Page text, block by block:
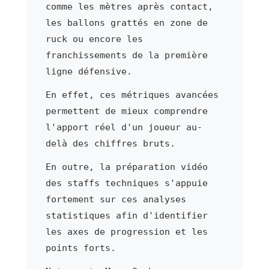
comme les mètres après contact,
les ballons grattés en zone de
ruck ou encore les
franchissements de la première
ligne défensive.
En effet, ces métriques avancées
permettent de mieux comprendre
l'apport réel d'un joueur au-
delà des chiffres bruts.
En outre, la préparation vidéo
des staffs techniques s'appuie
fortement sur ces analyses
statistiques afin d'identifier
les axes de progression et les
points forts.